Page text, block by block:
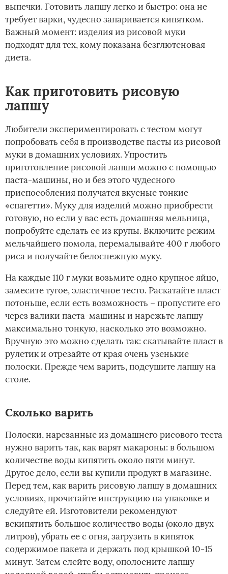
выпечки. Готовить лапшу легко и быстро: она не
требует варки, чудесно запаривается кипятком.
Важный момент: изделия из рисовой муки
подходят для тех, кому показана безглютеновая
диета.
Как приготовить рисовую
лапшу
Любители экспериментировать с тестом могут
попробовать себя в производстве пасты из рисовой
муки в домашних условиях. Упростить
приготовление рисовой лапши можно с помощью
паста-машины, но и без этого чудесного
приспособления получатся вкусные тонкие
«спагетти». Муку для изделий можно приобрести
готовую, но если у вас есть домашняя мельница,
попробуйте сделать ее из крупы. Включите режим
мельчайшего помола, перемалывайте 400 г любого
риса и получайте белоснежную муку.
На каждые 110 г муки возьмите одно крупное яйцо,
замесите тугое, эластичное тесто. Раскатайте пласт
потоньше, если есть возможность – пропустите его
через валики паста-машины и нарежьте лапшу
максимально тонкую, насколько это возможно.
Вручную это можно сделать так: скатывайте пласт в
рулетик и отрезайте от края очень узенькие
полоски. Прежде чем варить, подсушите лапшу на
столе.
Сколько варить
Полоски, нарезанные из домашнего рисового теста
нужно варить так, как варят макароны: в большом
количестве воды кипятить около пяти минут.
Другое дело, если вы купили продукт в магазине.
Перед тем, как варить рисовую лапшу в домашних
условиях, прочитайте инструкцию на упаковке и
следуйте ей. Изготовители рекомендуют
вскипятить большое количество воды (около двух
литров), убрать ее с огня, загрузить в кипяток
содержимое пакета и держать под крышкой 10-15
минут. Затем слейте воду, ополосните лапшу